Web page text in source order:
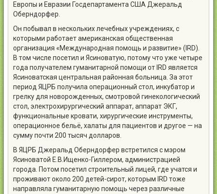
Европы и Евразии Госдепартамента США Джеральд
Оберндорфер.
Он побывал в нескольких лечебных учреждениях, с
которыми работает американская общественная
организация «Международная помощь и развитие» (IRD).
В том числе посетил и Ясиноватую, потому что уже четыре
года получателем гуманитарной помощи от IRD является
Ясиноватская центральная районная больница. За этот
период ЯЦРБ получила операционный стол, инкубатор и
грелку для новорожденных, смотровой гинекологический
стол, электрохирургический аппарат, аппарат ЭКГ,
функциональные кровати, хирургические инструменты,
операционное бельё, халаты для пациентов и другое — на
сумму почти 200 тысяч долларов.
В ЯЦРБ Джеральд Оберндорфер встретился с мэром
Ясиноватой Е.В.Ищенко-Гиллером, администрацией
города. Потом посетил строительный лицей, где учатся и
проживают около 200 детей-сирот, которым IRD тоже
направляла гуманитарную помощь через различные